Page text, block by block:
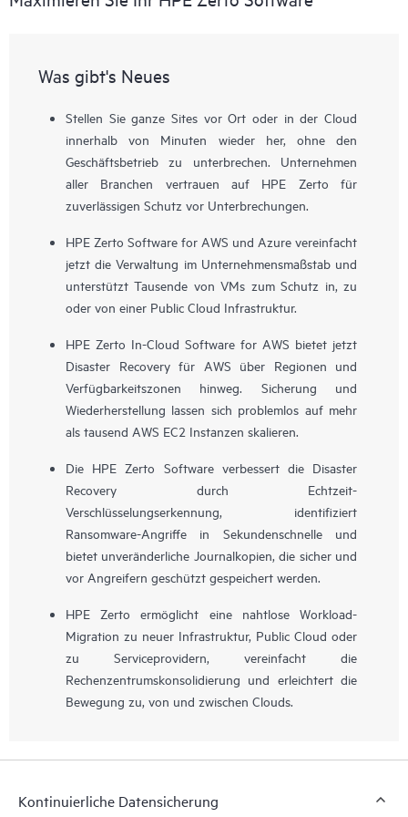
Was gibt's Neues
Stellen Sie ganze Sites vor Ort oder in der Cloud
innerhalb von Minuten wieder her, ohne den
Geschäftsbetrieb zu unterbrechen. Unternehmen
aller Branchen vertrauen auf HPE Zerto für
zuverlässigen Schutz vor Unterbrechungen.
HPE Zerto Software for AWS und Azure vereinfacht
jetzt die Verwaltung im Unternehmensmaßstab und
unterstützt Tausende von VMs zum Schutz in, zu
oder von einer Public Cloud Infrastruktur.
HPE Zerto In-Cloud Software for AWS bietet jetzt
Disaster Recovery für AWS über Regionen und
Verfügbarkeitszonen hinweg. Sicherung und
Wiederherstellung lassen sich problemlos auf mehr
als tausend AWS EC2 Instanzen skalieren.
Die HPE Zerto Software verbessert die Disaster
Recovery durch Echtzeit-
Verschlüsselungserkennung, identifiziert
Ransomware-Angriffe in Sekundenschnelle und
bietet unveränderliche Journalkopien, die sicher und
vor Angreifern geschützt gespeichert werden.
HPE Zerto ermöglicht eine nahtlose Workload-
Migration zu neuer Infrastruktur, Public Cloud oder
zu Serviceprovidern, vereinfacht die
Rechenzentrumskonsolidierung und erleichtert die
Bewegung zu, von und zwischen Clouds.
Kontinuierliche Datensicherung